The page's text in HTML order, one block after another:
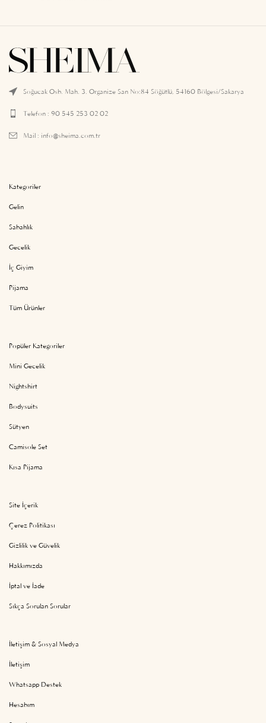
Soğucak Osb. Mah. 3. Organize San No:84 Söğütlü, 54160 Bölgesi/Sakarya
Telefon : 90 545 253 02 02
Mail : info@sheima.com.tr
Kategoriler
Gelin
Sabahlık
Gecelik
İç Giyim
Pijama
Tüm Ürünler
Popüler Kategoriler
Mini Gecelik
Nightshirt
Bodysuits
Sütyen
Camisole Set
Kısa Pijama
Site İçerik
Çerez Politikası
Gizlilik ve Güvelik
Hakkımızda
İptal ve İade
Sıkça Sorulan Sorular
İletişim & Sosyal Medya
İletişim
Whatsapp Destek
Hesabım